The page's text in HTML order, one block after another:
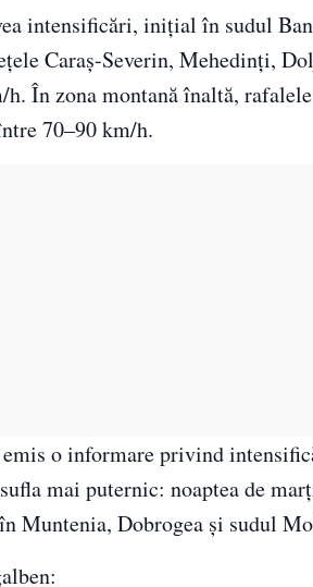
intensificări, inițial în sudul
Caraș-Severin, Mehedinți,
În zona montană înaltă,
70–90 km/h.
emis o informare privind
mai puternic: noaptea de
Muntenia, Dobrogea și sudul